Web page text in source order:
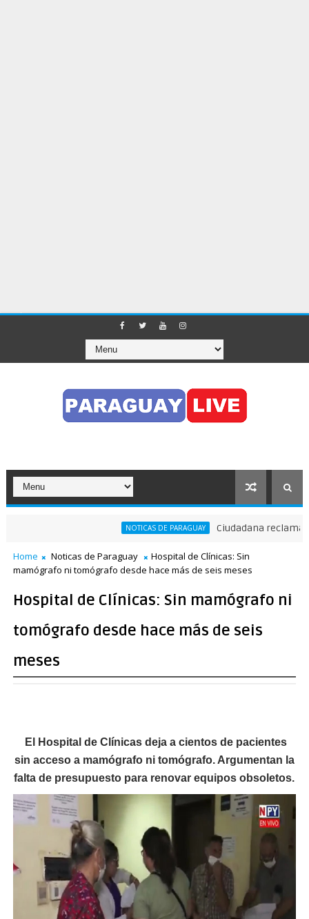
NOTICAS DE PARAGUAY Ciudadana reclama a
Home Noticas de Paraguay
Hospital de Clínicas: Sin
mamógrafo ni tomógrafo desde hace más de seis meses
Hospital de Clínicas: Sin mamógrafo ni
tomógrafo desde hace más de seis
meses
El Hospital de Clínicas deja a cientos de pacientes
sin acceso a mamógrafo ni tomógrafo. Argumentan la
falta de presupuesto para renovar equipos obsoletos.